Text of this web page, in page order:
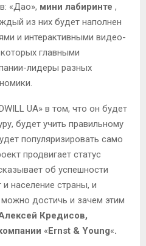
«Дао», мини лабиринте ,
из них будет наполнен
и интерактивными видео-
главными
лидеры разных
UA» в том, что он будет
будет учить правильному
популяризировать само
продвигает статус
об успешности
население страны, и
можно достичь и зачем этим
Кредисов,
«Ernst & Young«.